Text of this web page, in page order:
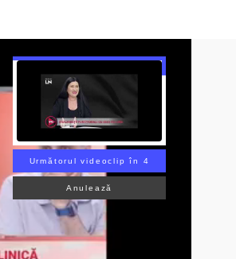
Următorul videoclip în 3
Anulează